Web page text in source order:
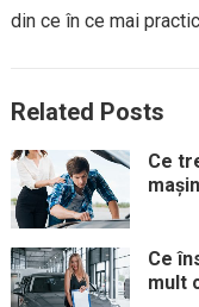
din ce în ce mai
Related Posts
Ce
Ce
mult